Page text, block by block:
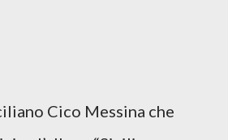
Cico Messina che